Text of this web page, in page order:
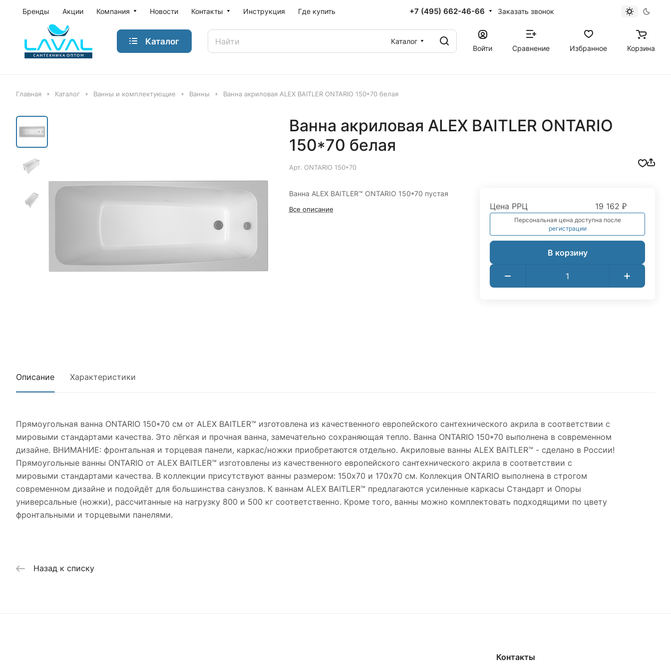
Бренды Акции Компания Новости Контакты Инструкция Где купить +7 (495) 662-46-66 Заказать звонок
Каталог
Каталог
Войти
Сравнение Избранное Корзина
Главная Каталог Ванны и комплектующие Ванны Ванна акриловая ALEX BAITLER ONTARIO 150*70 белая
Ванна акриловая ALEX BAITLER ONTARIO
150*70 белая
Арт. ONTARIO 150*70
Ванна ALEX BAITLER™ ONTARIO 150*70 пустая
Все описание Цена РРЦ 19 162 ₽
Персональная цена доступна после
регистрации
В корзину
Описание Характеристики
Прямоугольная ванна ONTARIO 150*70 см от ALEX BAITLER™ изготовлена из качественного европейского сантехнического акрила в соответствии с
мировыми стандартами качества. Это лёгкая и прочная ванна, замечательно сохраняющая тепло. Ванна ONTARIO 150*70 выполнена в современном
дизайне. ВНИМАНИЕ: фронтальная и торцевая панели, каркас/ножки приобретаются отдельно. Акриловые ванны ALEX BAITLER™ - сделано в России!
Прямоугольные ванны ONTARIO от ALEX BAITLER™ изготовлены из качественного европейского сантехнического акрила в соответствии с
мировыми стандартами качества. В коллекции присутствуют ванны размером: 150х70 и 170х70 см. Коллекция ONTARIO выполнена в строгом
современном дизайне и подойдёт для большинства санузлов. К ваннам ALEX BAITLER™ предлагаются усиленные каркасы Стандарт и Опоры
универсальные (ножки), рассчитанные на нагрузку 800 и 500 кг соответственно. Кроме того, ванны можно комплектовать подходящими по цвету
фронтальными и торцевыми панелями.
Назад к списку
Контакты